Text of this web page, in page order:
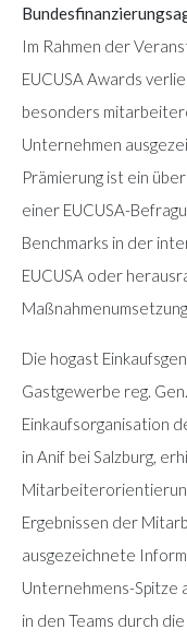
Im Rahmen der
EUCUSA Awards
besonders
Unternehmen
Prämierung ist ein
einer EUCUSA-
Benchmarks in der
EUCUSA oder
Die hogast
Gastgewerbe reg.
Einkaufsorganisation
in Anif bei Salzburg,
Ergebnissen der
ausgezeichnete
Unternehmens-Spitze
in den Teams durch